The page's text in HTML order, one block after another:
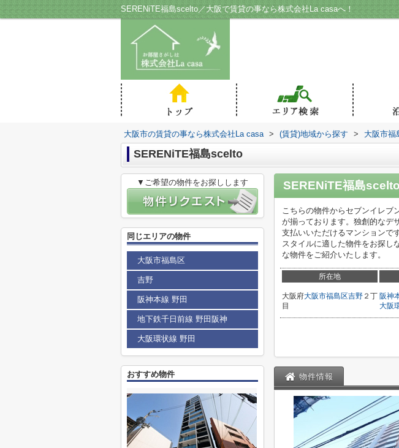
SERENiTE福島scelto／大阪で賃貸の事なら株式会社La casaへ！
大阪市の賃貸の事なら株式会社La casa > (賃貸)地域から探す > 大阪市福
SERENiTE福島scelto
SERENiTE福島scelto
こちらの物件からセブンイレブ
が揃っております。独創的なデ
支払いいただけるマンションで
スタイルに適した物件をお探し
な物件をご紹介いたします。
所在地
大阪府大阪市福島区吉野 ２丁
目
阪神
大阪
物件情報
▼ご希望の物件をお探しします
同じエリアの物件
大阪市福島区
吉野
阪神本線 野田
地下鉄千日前線 野田阪神
大阪環状線 野田
おすすめ物件